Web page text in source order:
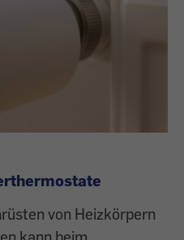
von Heizkörpern